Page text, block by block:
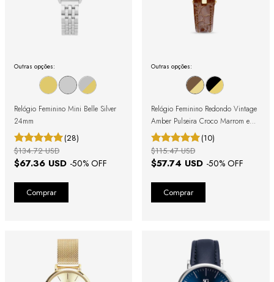
Outras opções:
Relógio Feminino Mini Belle Silver
24mm
(28)
$67.36 USD -50% OFF
$134.72 USD
Outras opções:
Relógio Feminino Redondo Vintage
Amber Pulseira Croco Marrom e
Caixa Dourada com Números
Romanos
(10)
$57.74 USD -50% OFF
$115.47 USD